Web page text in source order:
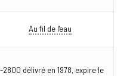
Au fil de l'eau
2800 délivré en 1978, expire le